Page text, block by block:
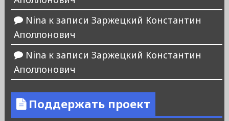
Nina к записи Заржецкий Константин
Аполлонович
Nina к записи Заржецкий Константин
Аполлонович
Поддержать проект